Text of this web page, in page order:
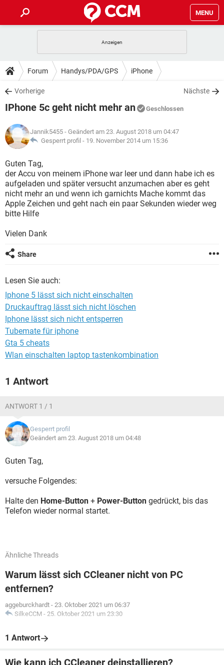
MENU
ANDROID IOS
WINDOWS 10
WHATSAPP TIKTOK
FACEBOOK
TIPPS & TRICKS
SPIELE STREAMING
WHATSAPP TIKTOK
FACEBOOK
DOWNLOADS
SPIELE STREAMING
ANDROID
WINDOWS 10 INSTAGRAM
WHATSAPP
FACEBOOK HARDWARE
SPIELE STREAMING
ANDROID
WINDOWS 10
WHATSAPP TIKTOK
FACEBOOK HARDWARE
LEXIKON
SPIELE
ANDROID IOS
WINDOWS 10 INSTAGRAM
WHATSAPP TIKTOK
Forum Handys/PDA/GPS iPhone
Vorherige Nächste
IPhone 5c geht nicht mehr an Geschlossen
Jannik5455 - Geändert am 23. August 2018 um 04:47
Gesperrt profil - 19. November 2014 um 15:36
Guten Tag,
der Accu von meinem iPhone war leer und dann habe ich es
aufgeladen und später versucht anzumachen aber es geht
nicht mehr an und wenn ich garnichts Mache kommt das
Apple Zeichen und geht nach ein paar Sekunden wieder weg
bitte Hilfe
Vielen Dank
Share
Lesen Sie auch:
Iphone 5 lässt sich nicht einschalten
Druckauftrag lässt sich nicht löschen
Iphone lässt sich nicht entsperren
Tubemate für iphone
Gta 5 cheats
Wlan einschalten laptop tastenkombination
1 Antwort
ANTWORT 1 / 1
Gesperrt profil
Geändert am 23. August 2018 um 04:48
Guten Tag,
versuche Folgendes:
Halte den Home-Button + Power-Button gedrückt, bis das
Telefon wieder normal startet.
Ähnliche Threads
Warum lässt sich CCleaner nicht von PC
entfernen?
aggeburckhardt - 23. Oktober 2021 um 06:37
SilkeCCM - 25. Oktober 2021 um 23:30
1 Antwort
Wie kann ich CCleaner deinstallieren?